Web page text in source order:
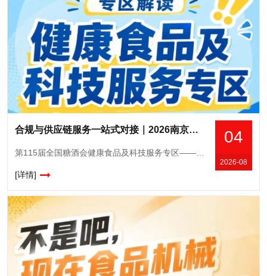
04
2026-08
合规与供应链服务一站式对接｜2026南京秋糖食品检测认证健康食品备案咨询知识产权服务
[详情]